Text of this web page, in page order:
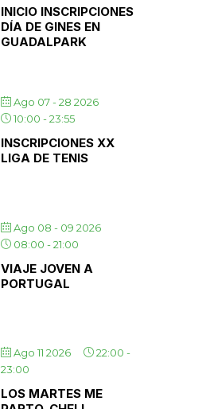
INICIO INSCRIPCIONES
DÍA DE GINES EN
GUADALPARK
Ago 07 - 28 2026
10:00 -23:55
INSCRIPCIONES XX
LIGA DE TENIS
Ago 08 - 09 2026
08:00 -21:00
VIAJE JOVEN A
PORTUGAL
Ago 11 2026 22:00 -
23:00
LOS MARTES ME